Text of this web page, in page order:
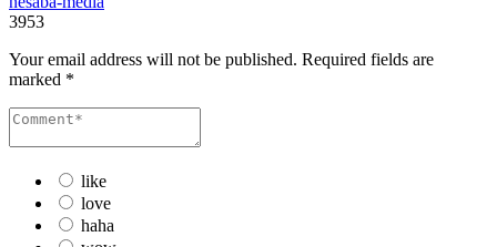
3953
Your email address will not be published. Required fields are
marked *
like
love
haha